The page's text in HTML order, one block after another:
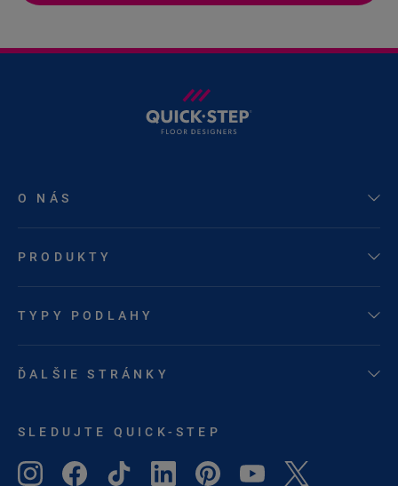
O NÁS
PRODUKTY
TYPY PODLAHY
ĎALŠIE STRÁNKY
SLEDUJTE QUICK-STEP